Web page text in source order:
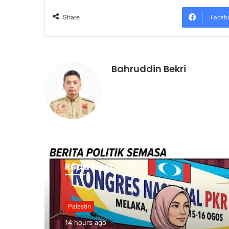
Share
Bahruddin Bekri
Read Next
Palestin
14 hours ago